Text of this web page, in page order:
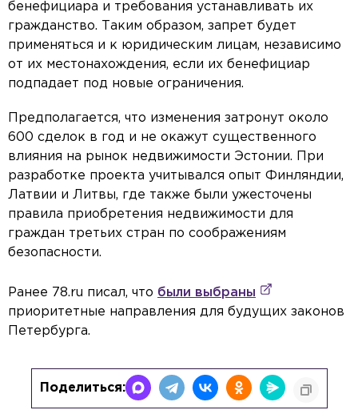
бенефициара и требования устанавливать их
гражданство. Таким образом, запрет будет
применяться и к юридическим лицам, независимо
от их местонахождения, если их бенефициар
подпадает под новые ограничения.
Предполагается, что изменения затронут около
600 сделок в год и не окажут существенного
влияния на рынок недвижимости Эстонии. При
разработке проекта учитывался опыт Финляндии,
Латвии и Литвы, где также были ужесточены
правила приобретения недвижимости для
граждан третьих стран по соображениям
безопасности.
Ранее 78.ru писал, что были выбраны
приоритетные направления для будущих законов
Петербурга.
Поделиться: